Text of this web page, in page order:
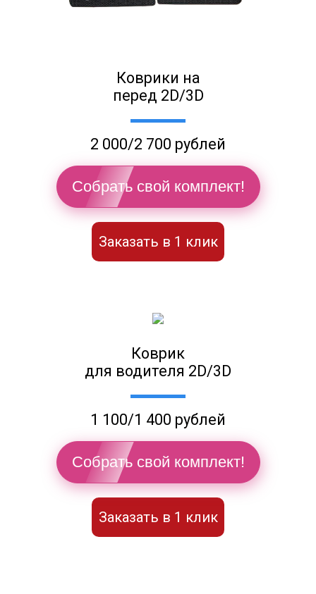
Коврики на
перед 2D/3D
2 000/2 700 рублей
Собрать свой комплект!
Заказать в 1 клик
Коврик
для водителя 2D/3D
1 100/1 400 рублей
Собрать свой комплект!
Заказать в 1 клик